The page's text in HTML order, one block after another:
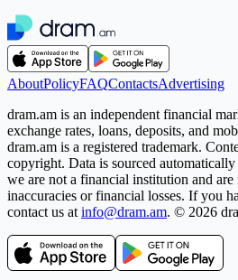
AboutPolicyFAQContactsAdvertising
dram.am is an independent financial
exchange rates, loans, deposits, and
dram.am is a registered trademark.
copyright. Data is sourced
we are not a financial institution and
inaccuracies or financial losses. If you
contact us at info@dram.am. © 2026